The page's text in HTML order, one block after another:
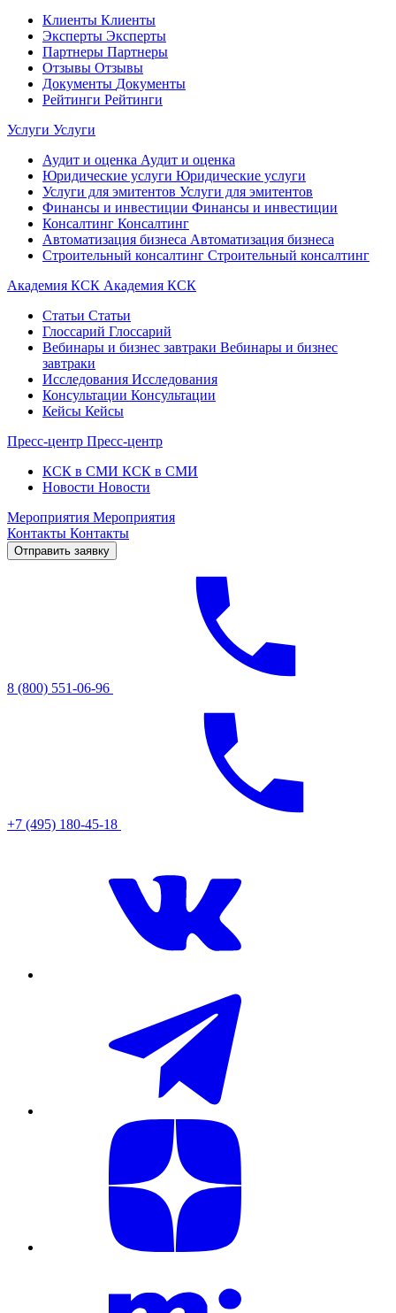
Клиенты Клиенты
Эксперты Эксперты
Партнеры Партнеры
Отзывы Отзывы
Документы Документы
Рейтинги Рейтинги
Услуги Услуги
Аудит и оценка Аудит и оценка
Юридические услуги Юридические услуги
Услуги для эмитентов Услуги для эмитентов
Финансы и инвестиции Финансы и инвестиции
Консалтинг Консалтинг
Автоматизация бизнеса Автоматизация бизнеса
Строительный консалтинг Строительный консалтинг
Академия КСК Академия КСК
Статьи Статьи
Глоссарий Глоссарий
Вебинары и бизнес завтраки Вебинары и бизнес
завтраки
Исследования Исследования
Консультации Консультации
Кейсы Кейсы
Пресс-центр Пресс-центр
КСК в СМИ КСК в СМИ
Новости Новости
Мероприятия Мероприятия
Контакты Контакты
Отправить заявку
8 (800) 551-06-96
+7 (495) 180-45-18